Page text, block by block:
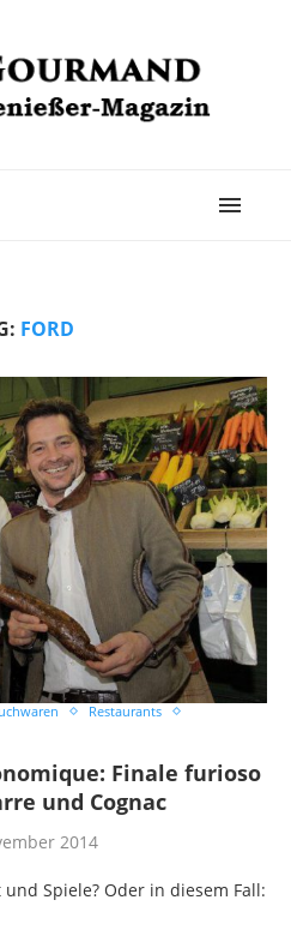
FORD
Restaurants
Finale furioso
und Cognac
2014
Spiele? Oder in diesem Fall: